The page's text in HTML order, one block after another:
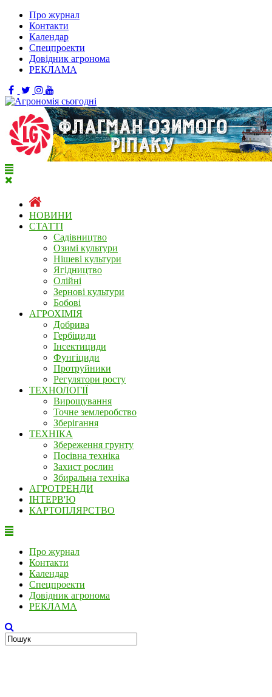
Про журнал
Контакти
Календар
Спецпроекти
Довідник агронома
РЕКЛАМА
НОВИНИ
СТАТТІ
Садівництво
Озимі культури
Нішеві культури
Ягідництво
Олійні
Зернові культури
Бобові
АГРОХІМІЯ
Добрива
Гербіциди
Інсектициди
Фунгіциди
Протруйники
Регулятори росту
ТЕХНОЛОГІЇ
Вирощування
Точне землеробство
Зберігання
ТЕХНІКА
Збереження грунту
Посівна техніка
Захист рослин
Збиральна техніка
АГРОТРЕНДИ
ІНТЕРВ'Ю
КАРТОПЛЯРСТВО
Про журнал
Контакти
Календар
Спецпроекти
Довідник агронома
РЕКЛАМА